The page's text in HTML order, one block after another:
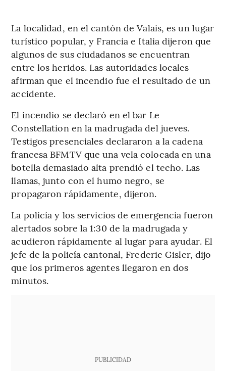
La localidad, en el cantón de Valais, es un lugar
turístico popular, y Francia e Italia dijeron que
algunos de sus ciudadanos se encuentran
entre los heridos. Las autoridades locales
afirman que el incendio fue el resultado de un
accidente.
El incendio se declaró en el bar Le
Constellation en la madrugada del jueves.
Testigos presenciales declararon a la cadena
francesa BFMTV que una vela colocada en una
botella demasiado alta prendió el techo. Las
llamas, junto con el humo negro, se
propagaron rápidamente, dijeron.
La policía y los servicios de emergencia fueron
alertados sobre la 1:30 de la madrugada y
acudieron rápidamente al lugar para ayudar. El
jefe de la policía cantonal, Frederic Gisler, dijo
que los primeros agentes llegaron en dos
minutos.
PUBLICIDAD